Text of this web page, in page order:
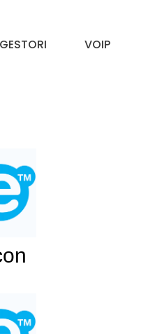
GESTORI VOIP